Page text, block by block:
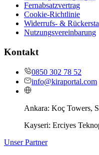
Fernabsatzvertrag
Cookie-Richtlinie
Widerrufs- &
Nutzungsvereinbarung
Kontakt
0850 302 78 52
info@kiraportal.com
Ankara: Koç Towers,
Kayseri: Erciyes
Unser Partner